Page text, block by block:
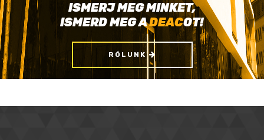
ISMERJ MEG MINKET,
ISMERD MEG ADEACOT!
RÓLUNK